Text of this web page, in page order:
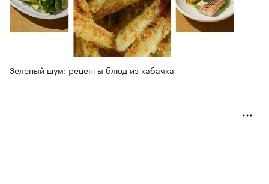
Зеленый шум: рецепты блюд из кабачка